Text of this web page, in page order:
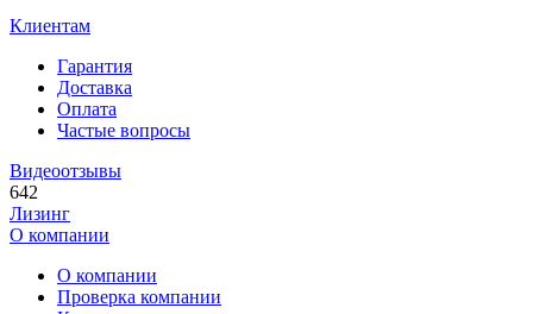
Клиентам
Гарантия
Доставка
Оплата
Частые вопросы
Видеоотзывы
642
Лизинг
О компании
О компании
Проверка компании